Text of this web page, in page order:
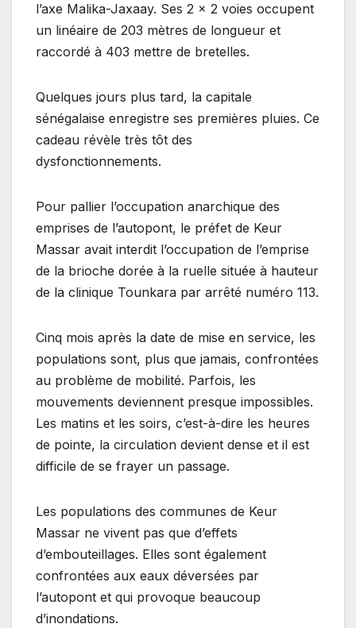
l’axe Malika-Jaxaay. Ses 2 x 2 voies occupent
un linéaire de 203 mètres de longueur et
raccordé à 403 mettre de bretelles.
Quelques jours plus tard, la capitale
sénégalaise enregistre ses premières pluies. Ce
cadeau révèle très tôt des
dysfonctionnements.
Pour pallier l’occupation anarchique des
emprises de l’autopont, le préfet de Keur
Massar avait interdit l’occupation de l’emprise
de la brioche dorée à la ruelle située à hauteur
de la clinique Tounkara par arrêté numéro 113.
Cinq mois après la date de mise en service, les
populations sont, plus que jamais, confrontées
au problème de mobilité. Parfois, les
mouvements deviennent presque impossibles.
Les matins et les soirs, c’est-à-dire les heures
de pointe, la circulation devient dense et il est
difficile de se frayer un passage.
Les populations des communes de Keur
Massar ne vivent pas que d’effets
d’embouteillages. Elles sont également
confrontées aux eaux déversées par
l’autopont et qui provoque beaucoup
d’inondations.